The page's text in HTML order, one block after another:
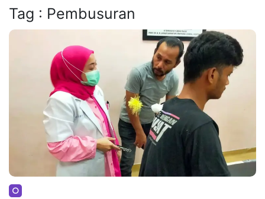
Tag : Pembusuran